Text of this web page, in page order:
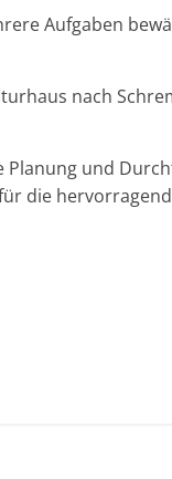
Aufgaben
nach
Planung und
die